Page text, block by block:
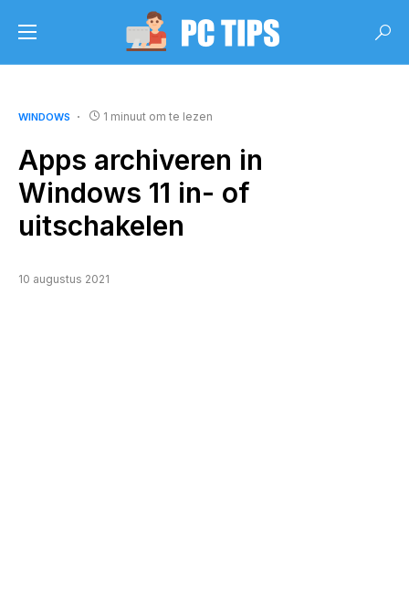
WINDOWS 1 minuut om te lezen
Apps archiveren in
Windows 11 in- of
uitschakelen
10 augustus 2021